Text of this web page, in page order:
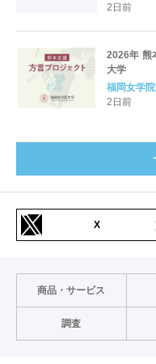
2日前
2026年 熊
大学
福岡女学
2日前
X
商品・サービス
調査